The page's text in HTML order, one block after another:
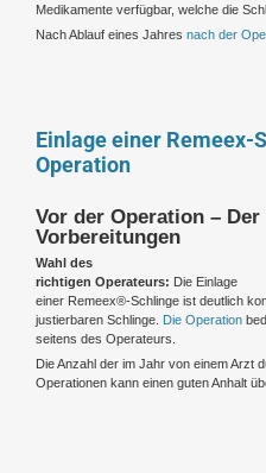
Medikamente verfügbar, welche die
Nach Ablauf eines Jahres nach der
Einlage einer Remeex-
Operation
Vor der Operation –
Vorbereitungen
Wahl des
richtigen Operateurs: Die Einlage
einer Remeex®-Schlinge ist deutlich
justierbaren Schlinge. Die Operation
seitens des Operateurs.
Die Anzahl der im Jahr von einem Arzt
Operationen kann einen guten Anhalt